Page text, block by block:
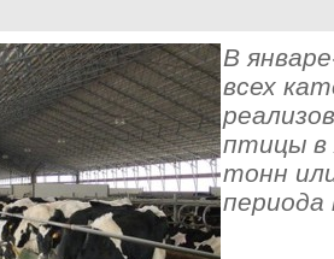
В
всех
птицы в
тонн
периода